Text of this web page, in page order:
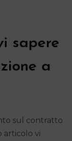
sapere
a
sul contratto
articolo vi